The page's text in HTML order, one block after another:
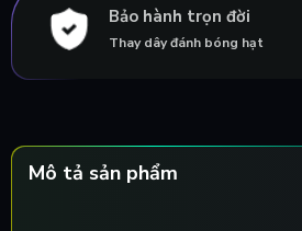
Bảo hành trọn đời
Thay dây đánh bóng hạt
Mô tả sản phẩm